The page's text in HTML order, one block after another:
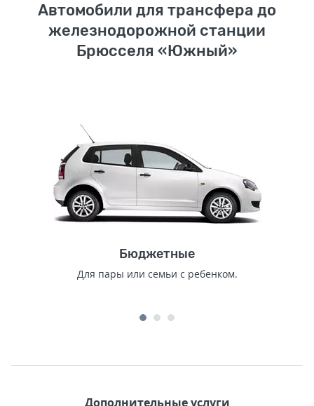
Автомобили для трансфера до
железнодорожной станции
Брюсселя «Южный»
Бюджетные
Для пары или семьи с ребенком.
Дополнительные услуги